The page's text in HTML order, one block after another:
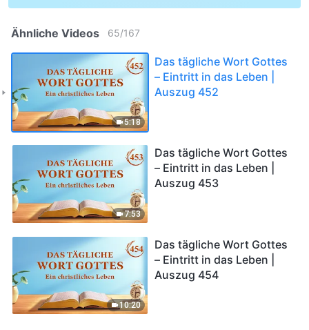
Ähnliche Videos 65/167
5:18
Das tägliche Wort Gottes
– Eintritt in das Leben |
Auszug 452
7:53
Das tägliche Wort Gottes
– Eintritt in das Leben |
Auszug 453
10:20
Das tägliche Wort Gottes
– Eintritt in das Leben |
Auszug 454